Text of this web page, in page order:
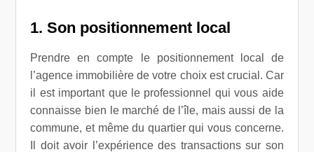
1. Son positionnement local
Prendre en compte le positionnement local de
l’agence immobilière de votre choix est crucial. Car
il est important que le professionnel qui vous aide
connaisse bien le marché de l’île, mais aussi de la
commune, et même du quartier qui vous concerne.
Il doit avoir l’expérience des transactions sur son